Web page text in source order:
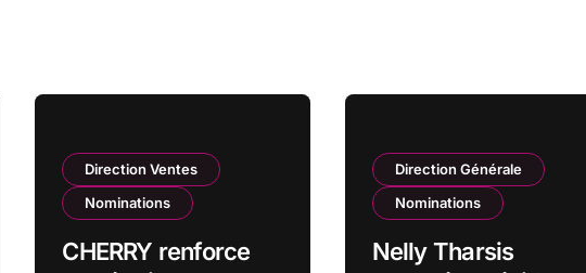
Direction Ventes
Nominations
CHERRY renforce
Direction Générale
Nominations
Nelly Tharsis